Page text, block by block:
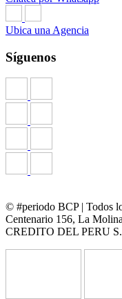
Ubica una Agencia
Síguenos
© #periodo BCP | Todos
Centenario 156, La
CREDITO DEL PERU